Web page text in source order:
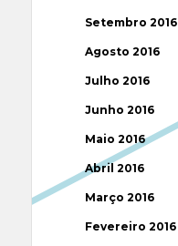
Setembro 2016
Agosto 2016
Julho 2016
Junho 2016
Maio 2016
Abril 2016
Março 2016
Fevereiro 2016